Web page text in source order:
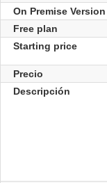
On Premise Version
Free plan
Starting price
Precio
Descripción